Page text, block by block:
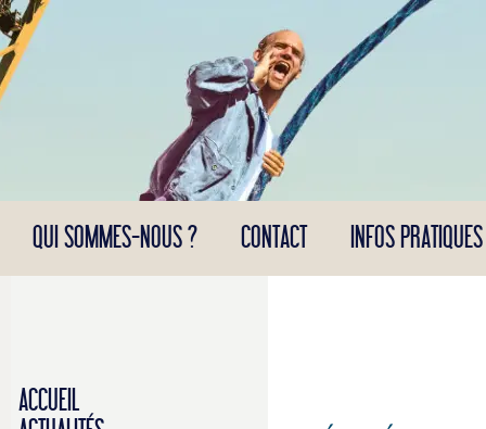
Panneau de gestion des cookies
QUI SOMMES-NOUS ? CONTACT INFOS PRATIQUES
ACCUEIL